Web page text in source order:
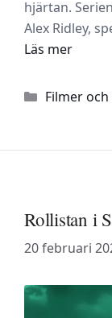
hjärtan.
Alex Ridley,
Läs mer
Kategorier
Filmer
Rollistan i
20 februari